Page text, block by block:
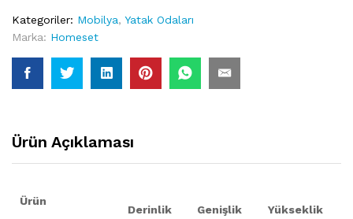
Kategoriler: Mobilya, Yatak Odaları
Marka: Homeset
Ürün Açıklaması
Ürün
Derinlik Genişlik
Yükseklik